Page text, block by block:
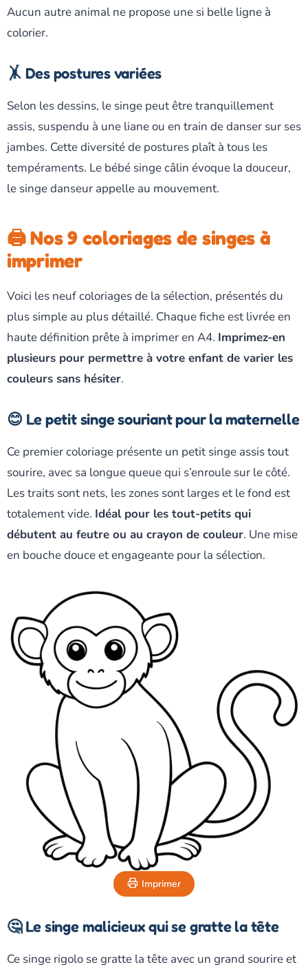
Aucun autre animal ne propose une si belle ligne à
colorier.
🤸 Des postures variées
Selon les dessins, le singe peut être tranquillement
assis, suspendu à une liane ou en train de danser sur ses
jambes. Cette diversité de postures plaît à tous les
tempéraments. Le bébé singe câlin évoque la douceur,
le singe danseur appelle au mouvement.
🖨️ Nos 9 coloriages de singes à
imprimer
Voici les neuf coloriages de la sélection, présentés du
plus simple au plus détaillé. Chaque fiche est livrée en
haute définition prête à imprimer en A4. Imprimez-en
plusieurs pour permettre à votre enfant de varier les
couleurs sans hésiter.
😊 Le petit singe souriant pour la maternelle
Ce premier coloriage présente un petit singe assis tout
sourire, avec sa longue queue qui s’enroule sur le côté.
Les traits sont nets, les zones sont larges et le fond est
totalement vide. Idéal pour les tout-petits qui
débutent au feutre ou au crayon de couleur. Une mise
en bouche douce et engageante pour la sélection.
Imprimer
🤔 Le singe malicieux qui se gratte la tête
Ce singe rigolo se gratte la tête avec un grand sourire et